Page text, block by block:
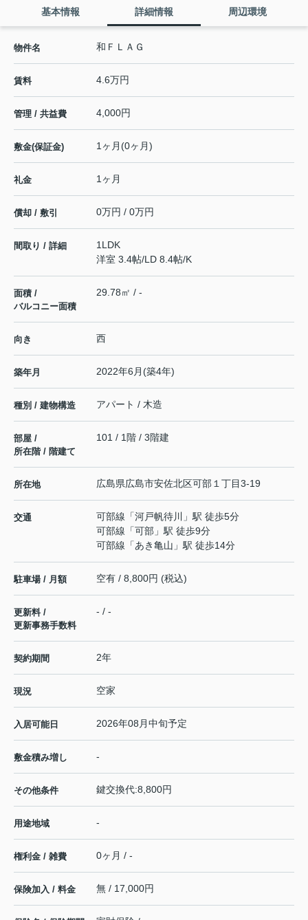
基本情報 詳細情報 周辺環境
物件名 和ＦＬＡＧ
賃料 4.6万円
管理 / 共益費 4,000円
敷金(保証金) 1ヶ月(0ヶ月)
礼金 1ヶ月
償却 / 敷引 0万円 / 0万円
間取り / 詳細
1LDK
洋室 3.4帖/LD 8.4帖/K
面積 /
バルコニー面積
29.78㎡ / -
向き 西
築年月 2022年6月(築4年)
種別 / 建物構造 アパート / 木造
部屋 /
所在階 / 階建て
101 / 1階 / 3階建
所在地 広島県広島市安佐北区可部１丁目3-19
交通 可部線 「河戸帆待川
」駅 徒歩5分
可部線 「可部 」駅 徒歩9分
可部線 「あき亀山 」駅 徒歩14分
駐車場 / 月額 空有 / 8,800円 (税込)
更新料 /
更新事務手数料
- / -
契約期間 2年
現況 空家
入居可能日 2026年08月中旬予定
敷金積み増し -
その他条件 鍵交換代:8,800円
用途地域 -
権利金 / 雑費 0ヶ月 / -
保険加入 / 料金 無 / 17,000円